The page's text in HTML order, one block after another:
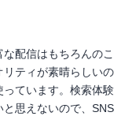
配信はもちろんのこ
リティが素晴らしいの
ています。検索体験
思えないので、SNS